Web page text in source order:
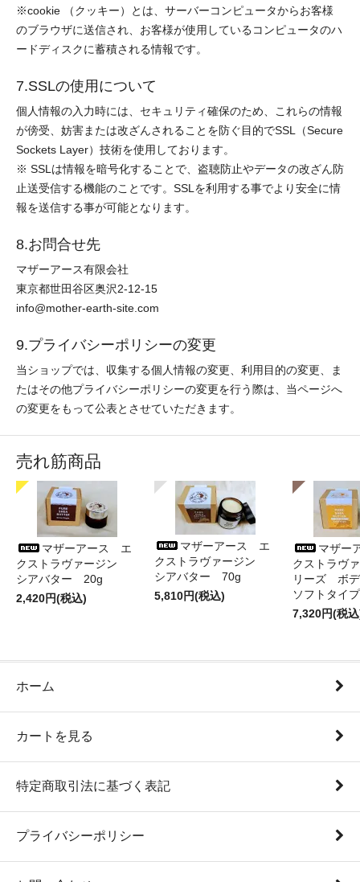
※cookie （クッキー）とは、サーバーコンピュータからお客様
のブラウザに送信され、お客様が使用しているコンピュータのハ
ードディスクに蓄積される情報です。
7.SSLの使用について
個人情報の入力時には、セキュリティ確保のため、これらの情報
が傍受、妨害または改ざんされることを防ぐ目的でSSL（Secure
Sockets Layer）技術を使用しております。
※ SSLは情報を暗号化することで、盗聴防止やデータの改ざん防
止送受信する機能のことです。SSLを利用する事でより安全に情
報を送信する事が可能となります。
8.お問合せ先
マザーアース有限会社
東京都世田谷区奥沢2-12-15
info@mother-earth-site.com
9.プライバシーポリシーの変更
当ショップでは、収集する個人情報の変更、利用目的の変更、ま
たはその他プライバシーポリシーの変更を行う際は、当ページへ
の変更をもって公表とさせていただきます。
売れ筋商品
マザーアース エ
クストラヴァージン
シアバター 20g
2,420円(税込)
マザーアース エ
クストラヴァージン
シアバター 70g
5,810円(税込)
マザー
クストラヴ
リーズ ボ
ソフトタ
7,320円(税
ホーム
カートを見る
特定商取引法に基づく表記
プライバシーポリシー